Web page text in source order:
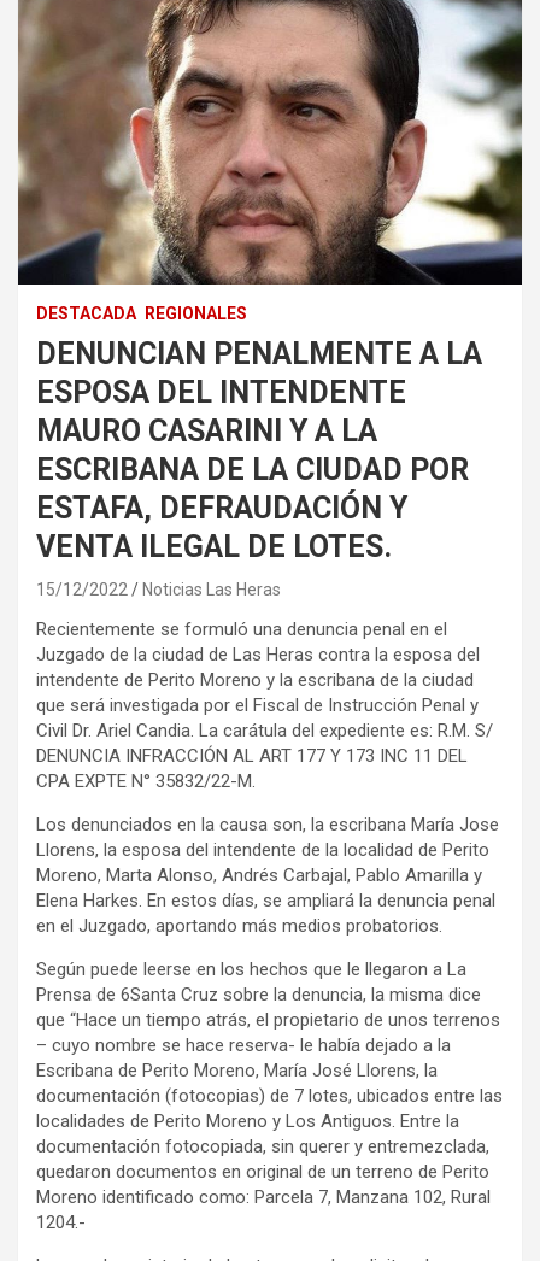
DESTACADA REGIONALES
DENUNCIAN PENALMENTE A LA
ESPOSA DEL INTENDENTE
MAURO CASARINI Y A LA
ESCRIBANA DE LA CIUDAD POR
ESTAFA, DEFRAUDACIÓN Y
VENTA ILEGAL DE LOTES.
15/12/2022 Noticias Las Heras
Recientemente se formuló una denuncia penal en el
Juzgado de la ciudad de Las Heras contra la esposa del
intendente de Perito Moreno y la escribana de la ciudad
que será investigada por el Fiscal de Instrucción Penal y
Civil Dr. Ariel Candia. La carátula del expediente es: R.M. S/
DENUNCIA INFRACCIÓN AL ART 177 Y 173 INC 11 DEL
CPA EXPTE N° 35832/22-M.
Los denunciados en la causa son, la escribana María Jose
Llorens, la esposa del intendente de la localidad de Perito
Moreno, Marta Alonso, Andrés Carbajal, Pablo Amarilla y
Elena Harkes. En estos días, se ampliará la denuncia penal
en el Juzgado, aportando más medios probatorios.
Según puede leerse en los hechos que le llegaron a La
Prensa de 6Santa Cruz sobre la denuncia, la misma dice
que “Hace un tiempo atrás, el propietario de unos terrenos
– cuyo nombre se hace reserva- le había dejado a la
Escribana de Perito Moreno, María José Llorens, la
documentación (fotocopias) de 7 lotes, ubicados entre las
localidades de Perito Moreno y Los Antiguos. Entre la
documentación fotocopiada, sin querer y entremezclada,
quedaron documentos en original de un terreno de Perito
Moreno identificado como: Parcela 7, Manzana 102, Rural
1204.-